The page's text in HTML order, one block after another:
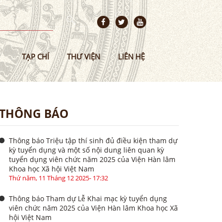
TẠP CHÍ THƯ VIỆN LIÊN HỆ
BÁO
Thông báo Triệu tập thí sinh đủ điều kiện tham dự
kỳ tuyển dụng và một số nội dung liên quan kỳ
tuyển dụng viên chức năm 2025 của Viện Hàn lâm
Khoa học Xã hội Việt Nam
Thứ năm, 11 Tháng 12 2025- 17:32
Thông báo Tham dự Lễ Khai mạc kỳ tuyển dụng
viên chức năm 2025 của Viện Hàn lâm Khoa học Xã
hội Việt Nam